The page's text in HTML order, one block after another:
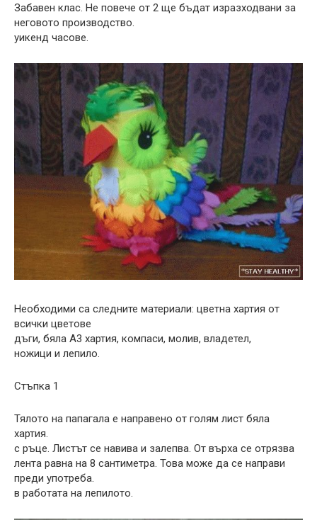
Забавен клас. Не повече от 2 ще бъдат изразходвани за
неговото производство.
уикенд часове.
Необходими са следните материали: цветна хартия от
всички цветове
дъги, бяла А3 хартия, компаси, молив, владетел,
ножици и лепило.
Стъпка 1
Тялото на папагала е направено от голям лист бяла
хартия.
с ръце. Листът се навива и залепва. От върха се отрязва
лента равна на 8 сантиметра. Това може да се направи
преди употреба.
в работата на лепилото.